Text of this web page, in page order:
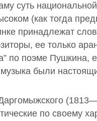
суть
(как тогда
принадлежат
ее только
по поэме Пушкина,
музыка были
по своему